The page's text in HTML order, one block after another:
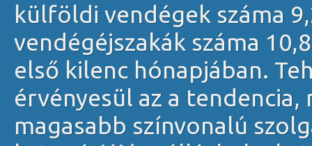
külföldi vendégek száma
vendégéjszakák száma
első kilenc hónapjában.
érvényesül az a
magasabb színvonalú